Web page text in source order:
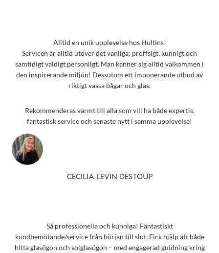
Alltid en unik upplevelse hos Hultins!
Servicen är alltid utöver det vanliga; proffsigt, kunnigt och
samtidigt väldigt personligt. Man känner sig alltid välkommen i
den inspirerande miljön! Dessutom ett imponerande utbud av
riktigt vassa bågar och glas.
Rekommenderas varmt till alla som vill ha både expertis,
fantastisk service och senaste nytt i samma upplevelse!
CECILIA LEVIN DESTOUP
Så professionella och kunniga! Fantastiskt
kundbemötande/service från början till slut. Fick hjälp att både
hitta glasögon och solglasögon – med engagerad guidning kring